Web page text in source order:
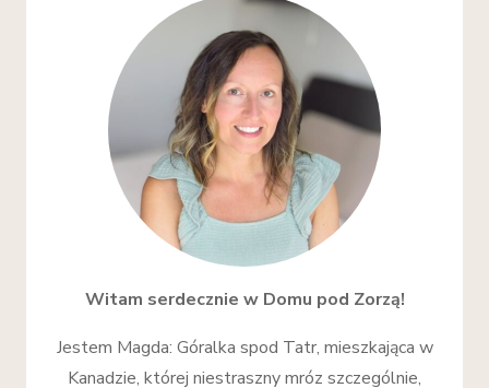
Witam serdecznie w Domu pod Zorzą!
Jestem Magda: Góralka spod Tatr, mieszkająca w
Kanadzie, której niestraszny mróz szczególnie,